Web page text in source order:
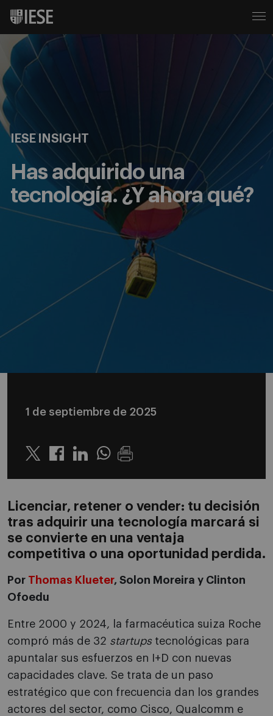
IESE INSIGHT
Has adquirido una
tecnología. ¿Y ahora qué?
1 de septiembre de 2025
Twitter LinkedinWhatsapp
Licenciar, retener o vender: tu decisión
tras adquirir una tecnología marcará si
se convierte en una ventaja
competitiva o una oportunidad perdida.
Por Thomas Klueter, Solon Moreira y Clinton
Ofoedu
Entre 2000 y 2024, la farmacéutica suiza Roche
compró más de 32 startupstecnológicas para
apuntalar sus esfuerzos en I+D con nuevas
capacidades clave. Se trata de un paso
estratégico que con frecuencia dan los grandes
actores del sector, como Cisco, Qualcomm e